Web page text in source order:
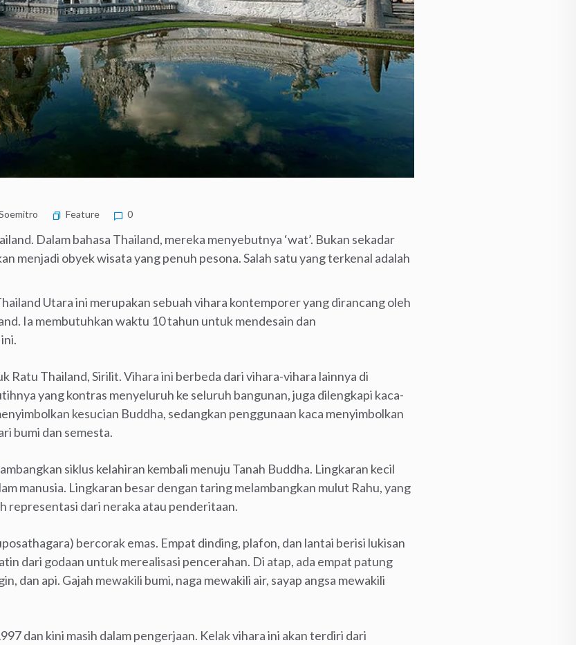
Feature 0
Dalam bahasa Thailand, mereka menyebutnya ‘wat’. Bukan sekadar
menjadi obyek wisata yang penuh pesona. Salah satu yang terkenal adalah
Utara ini merupakan sebuah vihara kontemporer yang dirancang oleh
Ia membutuhkan waktu 10 tahun untuk mendesain dan
Ratu Thailand, Sirilit. Vihara ini berbeda dari vihara-vihara lainnya di
yang kontras menyeluruh ke seluruh bangunan, juga dilengkapi kaca-
kesucian Buddha, sedangkan penggunaan kaca menyimbolkan
bumi dan semesta.
siklus kelahiran kembali menuju Tanah Buddha. Lingkaran kecil
manusia. Lingkaran besar dengan taring melambangkan mulut Rahu, yang
representasi dari neraka atau penderitaan.
bercorak emas. Empat dinding, plafon, dan lantai berisi lukisan
dari godaan untuk merealisasi pencerahan. Di atap, ada empat patung
dan api. Gajah mewakili bumi, naga mewakili air, sayap angsa mewakili
dan kini masih dalam pengerjaan. Kelak vihara ini akan terdiri dari